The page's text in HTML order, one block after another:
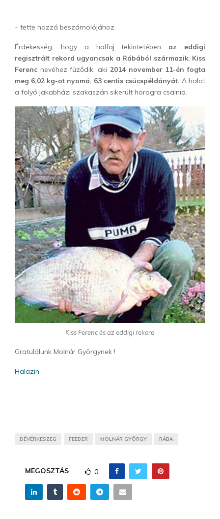
– tette hozzá beszámolójához.
Érdekesség, hogy a halfaj tekintetében az eddigi
regisztrált rekord ugyancsak a Rábából származik. Kiss
Ferenc nevéhez fűződik, aki 2014 november 11-én fogta
meg 6,02 kg-ot nyomó, 63 centis csúcspéldányát. A halat
a folyó jakabházi szakaszán sikerült horogra csalnia.
Kiss Ferenc és az eddigi rekord
Gratulálunk Molnár Györgynek !
Halazin
DÉVÉRKESZEG FEEDER MOLNÁR GYÖRGY RÁBA
MEGOSZTÁS 0